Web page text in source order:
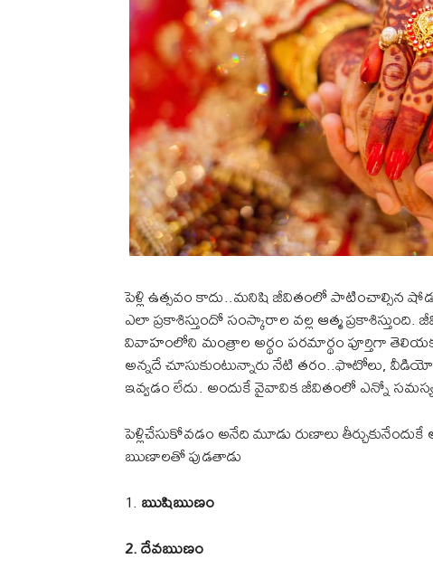
పెళ్లి ఉత్సవం కాదు..మనిషి జీవితంలో పాటించాల్సిన
ఎలా ప్రకాశిస్తుందో సంస్కారాల వల్ల ఆత్మ
వివాహంలోని మంత్రాల అర్థం పరమార్థం పూర్తిగా
అన్నదే చూసుకుంటున్నారు నేటి తరం..ఫొటోలు,
ఇవ్వడం లేదు. అందుకే వైవావిక జీవితంలో ఎన్నో
పెళ్లిచేసుకోవడం అనేది మూడు రుణాలు
ఋణాలతో పుడతాడు
1. ఋషిఋణం
2. దేవఋణం